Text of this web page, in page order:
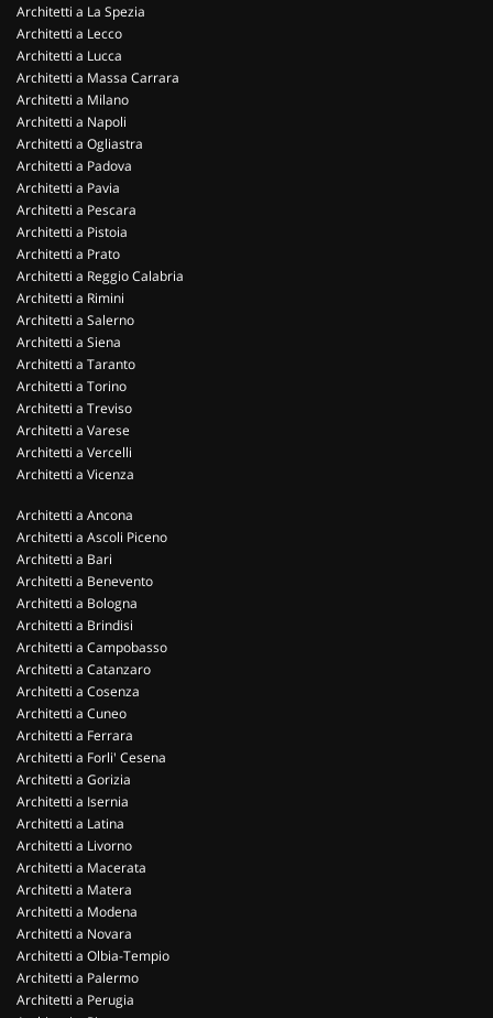
Architetti a La Spezia
Architetti a Lecco
Architetti a Lucca
Architetti a Massa Carrara
Architetti a Milano
Architetti a Napoli
Architetti a Ogliastra
Architetti a Padova
Architetti a Pavia
Architetti a Pescara
Architetti a Pistoia
Architetti a Prato
Architetti a Reggio Calabria
Architetti a Rimini
Architetti a Salerno
Architetti a Siena
Architetti a Taranto
Architetti a Torino
Architetti a Treviso
Architetti a Varese
Architetti a Vercelli
Architetti a Vicenza
Architetti a Ancona
Architetti a Ascoli Piceno
Architetti a Bari
Architetti a Benevento
Architetti a Bologna
Architetti a Brindisi
Architetti a Campobasso
Architetti a Catanzaro
Architetti a Cosenza
Architetti a Cuneo
Architetti a Ferrara
Architetti a Forli' Cesena
Architetti a Gorizia
Architetti a Isernia
Architetti a Latina
Architetti a Livorno
Architetti a Macerata
Architetti a Matera
Architetti a Modena
Architetti a Novara
Architetti a Olbia-Tempio
Architetti a Palermo
Architetti a Perugia